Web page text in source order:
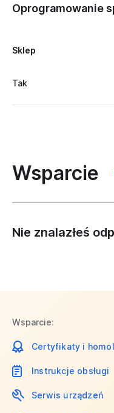
Oprogramowanie
Sklep
Tak
Wsparcie
Nie znalazłeś
Wsparcie:
Certyfikaty i
Instrukcje obsługi
Serwis urządzeń